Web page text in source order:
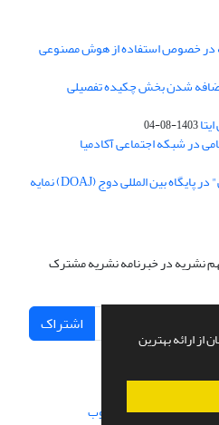
از ارائه بهترین
در خصوص استفاده از هوش مصنوعی
شدن بخش چکیده تفصیلی
1403-08-04
در شبکه اجتماعی آکادمیا
فصلنامه علمی "علوم و فنون نظامی" در پایگاه بین المللی دوج (DOAJ) نمایه
نشریه در خبرنامه نشریه مشترک
اشتراک
و پیاده سازی از سیناوب